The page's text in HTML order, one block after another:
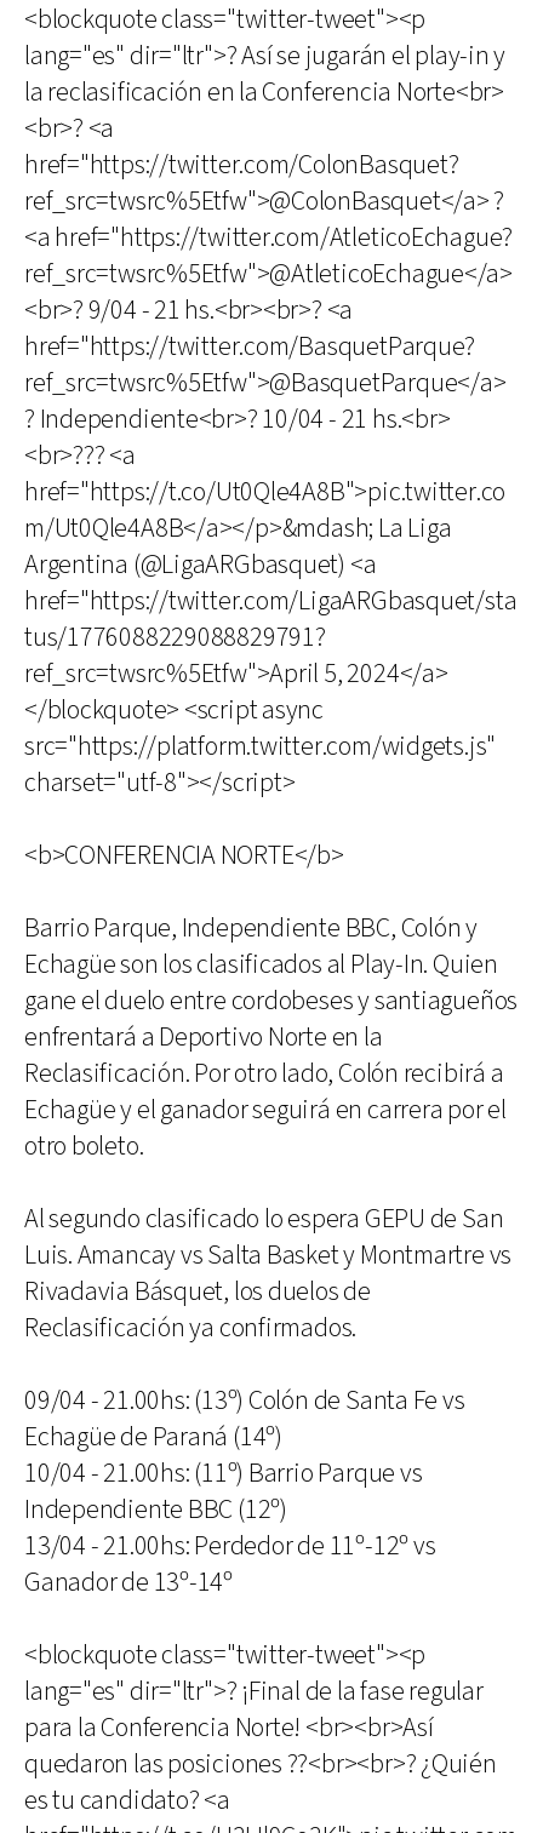
<blockquote class="twitter-tweet"><p
lang="es" dir="ltr">? Así se jugarán el play-in y
la reclasificación en la Conferencia Norte<br>
<br>? <a
href="https://twitter.com/ColonBasquet?
ref_src=twsrc%5Etfw">@ColonBasquet</a> ?
<a href="https://twitter.com/AtleticoEchague?
ref_src=twsrc%5Etfw">@AtleticoEchague</a>
<br>? 9/04 - 21 hs.<br><br>? <a
href="https://twitter.com/BasquetParque?
ref_src=twsrc%5Etfw">@BasquetParque</a>
? Independiente<br>? 10/04 - 21 hs.<br>
<br>??? <a
href="https://t.co/Ut0Qle4A8B">pic.twitter.co
m/Ut0Qle4A8B</a></p>&mdash; La Liga
Argentina (@LigaARGbasquet) <a
href="https://twitter.com/LigaARGbasquet/sta
tus/1776088229088829791?
ref_src=twsrc%5Etfw">April 5, 2024</a>
</blockquote> <script async
src="https://platform.twitter.com/widgets.js"
charset="utf-8"></script>
<b>CONFERENCIA NORTE</b>
Barrio Parque, Independiente BBC, Colón y
Echagüe son los clasificados al Play-In. Quien
gane el duelo entre cordobeses y santiagueños
enfrentará a Deportivo Norte en la
Reclasificación. Por otro lado, Colón recibirá a
Echagüe y el ganador seguirá en carrera por el
otro boleto.
Al segundo clasificado lo espera GEPU de San
Luis. Amancay vs Salta Basket y Montmartre vs
Rivadavia Básquet, los duelos de
Reclasificación ya confirmados.
09/04 - 21.00hs: (13º) Colón de Santa Fe vs
Echagüe de Paraná (14º)
10/04 - 21.00hs: (11º) Barrio Parque vs
Independiente BBC (12º)
13/04 - 21.00hs: Perdedor de 11º-12º vs
Ganador de 13º-14º
<blockquote class="twitter-tweet"><p
lang="es" dir="ltr">? ¡Final de la fase regular
para la Conferencia Norte! <br><br>Así
quedaron las posiciones ??<br><br>? ¿Quién
es tu candidato? <a